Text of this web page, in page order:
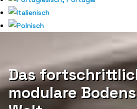
Das
modulare